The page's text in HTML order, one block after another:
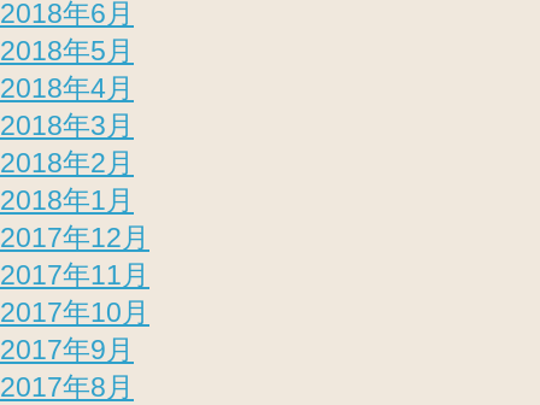
2018年6月
2018年5月
2018年4月
2018年3月
2018年2月
2018年1月
2017年12月
2017年11月
2017年10月
2017年9月
2017年8月